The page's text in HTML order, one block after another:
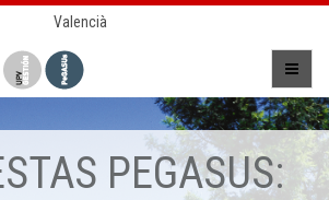
Valencià
PEGASUS: